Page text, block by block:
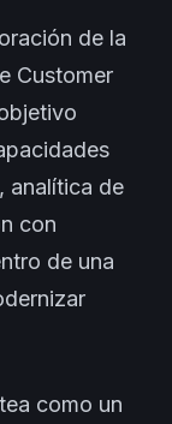
de la
Customer
analítica de
con
de una
como un